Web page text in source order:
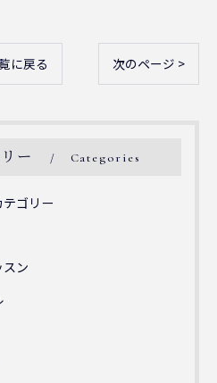
に戻る 次のページ >
ー Categories
ゴリー
ン